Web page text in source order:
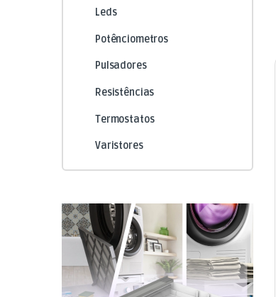
Leds
Potênciometros
Pulsadores
Resistências
Termostatos
Varistores